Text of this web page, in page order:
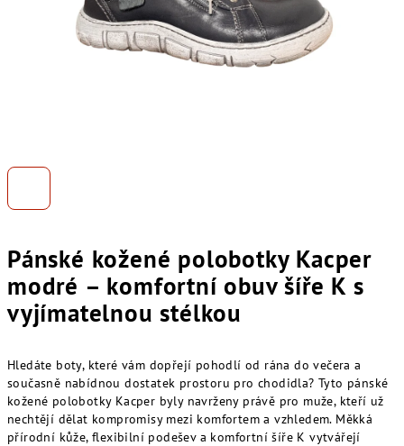
Pánské kožené polobotky Kacper
modré – komfortní obuv šíře K s
vyjímatelnou stélkou
Hledáte boty, které vám dopřejí pohodlí od rána do večera a
současně nabídnou dostatek prostoru pro chodidla? Tyto pánské
kožené polobotky Kacper byly navrženy právě pro muže, kteří už
nechtějí dělat kompromisy mezi komfortem a vzhledem. Měkká
přírodní kůže, flexibilní podešev a komfortní šíře K vytvářejí